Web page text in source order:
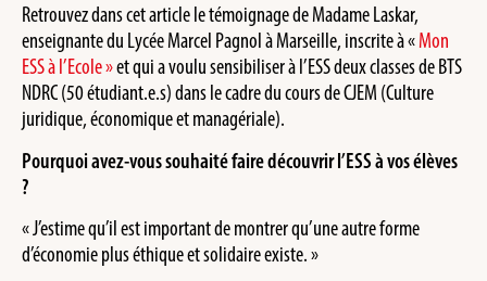
Retrouvez dans cet article le témoignage de Madame Laskar,
enseignante du Lycée Marcel Pagnol à Marseille, inscrite à «Mon
ESS à l’Ecole »et qui a voulu sensibiliser à l’ESS deux classes de BTS
NDRC (50 étudiant.e.s) dans le cadre du cours de CJEM (Culture
juridique, économique et managériale).
Pourquoi avez-vous souhaité faire découvrir l’ESS à vos élèves
?
« J’estime qu’il est important de montrer qu’une autre forme
d’économie plus éthique et solidaire existe. »